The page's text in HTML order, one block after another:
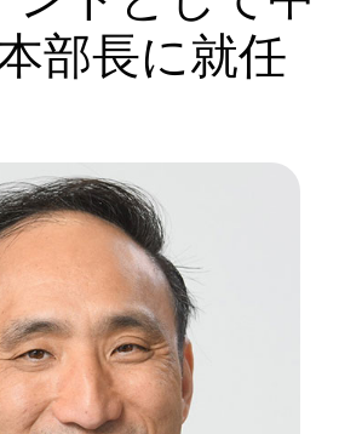
部長に就任